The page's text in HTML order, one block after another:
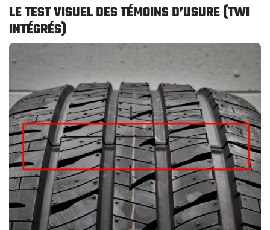
LE TEST VISUEL DES TÉMOINS D’USURE (TWI
INTÉGRÉS)